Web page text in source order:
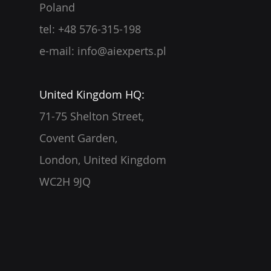
Poland
tel: +48 576-315-198
e-mail: info@aiexperts.pl
United Kingdom HQ:
71-75 Shelton Street,
Covent Garden,
London, United Kingdom
WC2H 9JQ